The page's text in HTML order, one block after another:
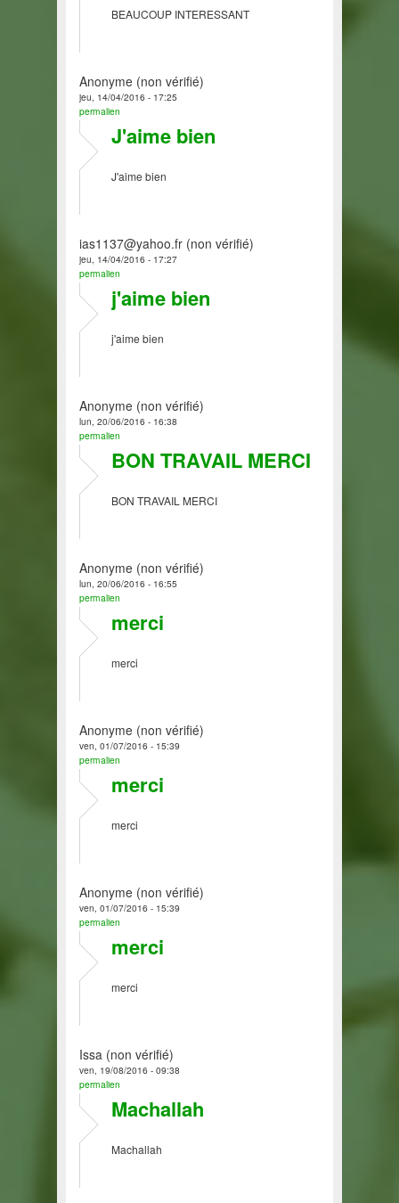
BEAUCOUP INTERESSANT
Anonyme (non vérifié)
jeu, 14/04/2016 - 17:25
permalien
J'aime bien
J'aime bien
ias1137@yahoo.fr (non vérifié)
jeu, 14/04/2016 - 17:27
permalien
j'aime bien
j'aime bien
Anonyme (non vérifié)
lun, 20/06/2016 - 16:38
permalien
BON TRAVAIL MERCI
BON TRAVAIL MERCI
Anonyme (non vérifié)
lun, 20/06/2016 - 16:55
permalien
merci
merci
Anonyme (non vérifié)
ven, 01/07/2016 - 15:39
permalien
merci
merci
Anonyme (non vérifié)
ven, 01/07/2016 - 15:39
permalien
merci
merci
Issa (non vérifié)
ven, 19/08/2016 - 09:38
permalien
Machallah
Machallah